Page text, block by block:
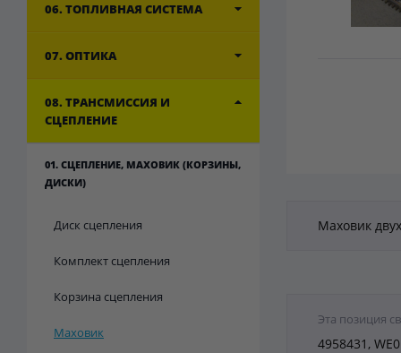
06. ТОПЛИВНАЯ СИСТЕМА
07. ОПТИКА
08. ТРАНСМИССИЯ И
СЦЕПЛЕНИЕ
01. СЦЕПЛЕНИЕ, МАХОВИК (КОРЗИНЫ,
ДИСКИ)
Диск сцепления
Комплект сцепления
Корзина сцепления
Маховик
Маховик
Эта позиция
4958431,